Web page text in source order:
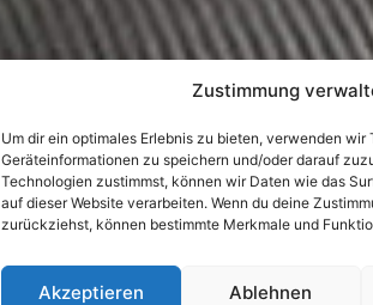
Zustimmung
Um dir ein optimales Erlebnis zu bieten, verwenden
Geräteinformationen zu speichern und/oder darauf
Technologien zustimmst, können wir Daten wie das
auf dieser Website verarbeiten. Wenn du deine
zurückziehst, können bestimmte Merkmale und
Akzeptieren Ablehnen